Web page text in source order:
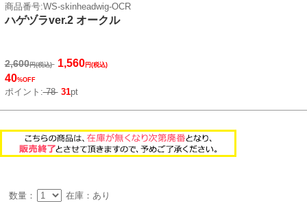
商品番号:WS-skinheadwig-OCR
ハゲヅラver.2 オークル
2,600円(税込) 1,560円(税込)
40%OFF
ポイント:78 31pt
数量： 在庫：あり